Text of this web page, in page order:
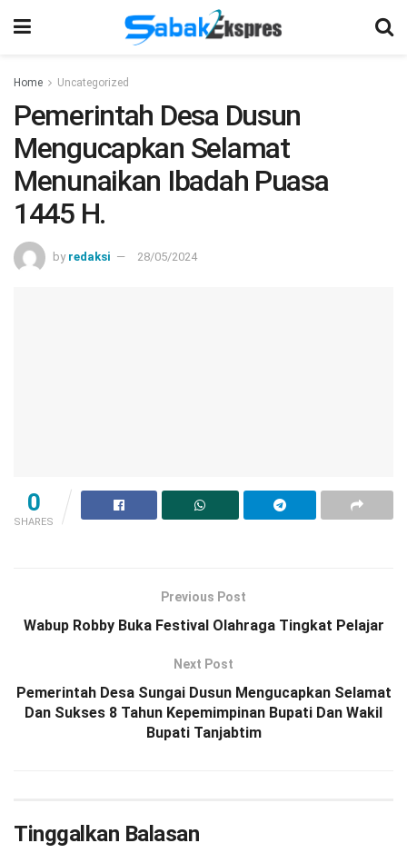
Home Uncategorized
Pemerintah Desa Dusun
Mengucapkan Selamat
Menunaikan Ibadah Puasa
1445 H.
by redaksi 28/05/2024
0
SHARES
Previous Post
Wabup Robby Buka Festival Olahraga Tingkat Pelajar
Next Post
Pemerintah Desa Sungai Dusun Mengucapkan Selamat
Dan Sukses 8 Tahun Kepemimpinan Bupati Dan Wakil
Bupati Tanjabtim
Tinggalkan Balasan